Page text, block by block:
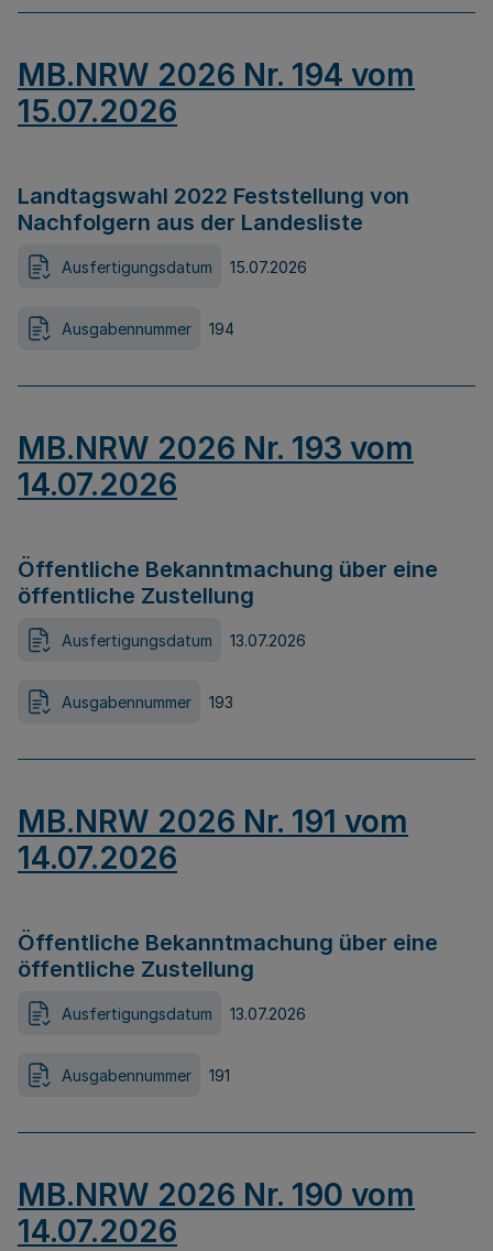
MB.NRW 2026 Nr. 194 vom
15.07.2026
Landtagswahl 2022 Feststellung von
Nachfolgern aus der Landesliste
Ausfertigungsdatum 15.07.2026
Ausgabennummer 194
MB.NRW 2026 Nr. 193 vom
14.07.2026
Öffentliche Bekanntmachung über eine
öffentliche Zustellung
Ausfertigungsdatum 13.07.2026
Ausgabennummer 193
MB.NRW 2026 Nr. 191 vom
14.07.2026
Öffentliche Bekanntmachung über eine
öffentliche Zustellung
Ausfertigungsdatum 13.07.2026
Ausgabennummer 191
MB.NRW 2026 Nr. 190 vom
14.07.2026